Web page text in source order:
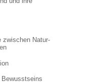
zwischen Natur-
Bewusstseins